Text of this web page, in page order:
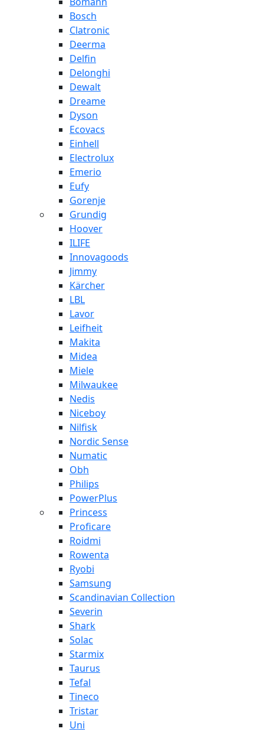
Bosch
Clatronic
Deerma
Delfin
Delonghi
Dewalt
Dreame
Dyson
Ecovacs
Einhell
Electrolux
Emerio
Eufy
Gorenje
Grundig
Hoover
ILIFE
Innovagoods
Jimmy
Kärcher
LBL
Lavor
Leifheit
Makita
Midea
Miele
Milwaukee
Nedis
Niceboy
Nilfisk
Nordic Sense
Numatic
Obh
Philips
PowerPlus
Princess
Proficare
Roidmi
Rowenta
Ryobi
Samsung
Scandinavian Collection
Severin
Shark
Solac
Starmix
Taurus
Tefal
Tineco
Tristar
Uni